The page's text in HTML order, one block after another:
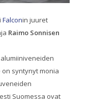
Falconin juuret
Raimo Sonnisen
syntynyt monia
Suomessa ovat